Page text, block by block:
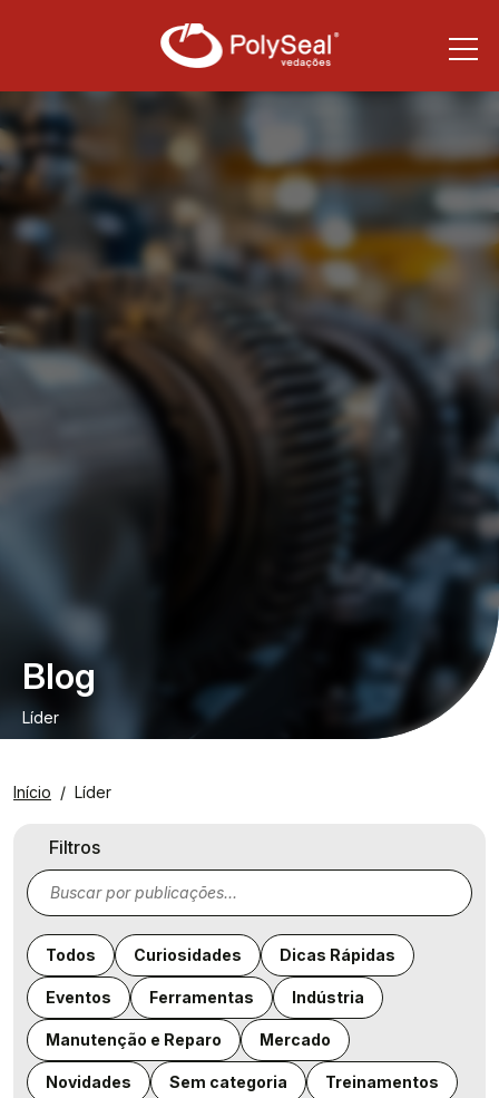
Blog
Líder
Início Líder
Filtros
Todos Curiosidades Dicas Rápidas
Eventos Ferramentas Indústria
Manutenção e Reparo Mercado
Novidades Sem categoria Treinamentos